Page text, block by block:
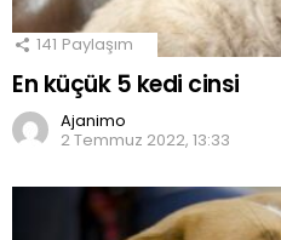
141 Paylaşım
En küçük 5 kedi cinsi
Ajanimo
2 Temmuz 2022, 13:33